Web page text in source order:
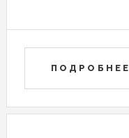
ПОДРОБНЕЕ